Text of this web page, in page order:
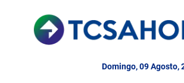
Domingo, 09 Agosto,